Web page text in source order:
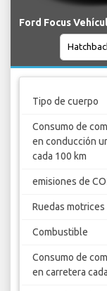
Ford Focus
Tipo de cuerpo
Consumo de
en conducción
cada 100 km
emisiones de
Ruedas motrices
Combustible
Consumo de
en carretera